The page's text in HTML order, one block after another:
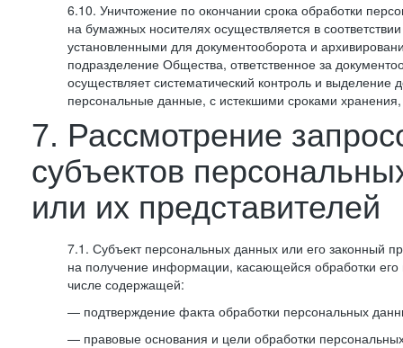
6.10. Уничтожение по окончании срока обработки
на бумажных носителях осуществляется в
установленными для документооборота и
подразделение Общества, ответственное за
осуществляет систематический контроль и выделение
персональные данные, с истекшими сроками
7. Рассмотрение
субъектов
или их представителей
7.1. Субъект персональных данных или его законный
на получение информации, касающейся обработки
числе содержащей:
— подтверждение факта обработки персональных
— правовые основания и цели обработки